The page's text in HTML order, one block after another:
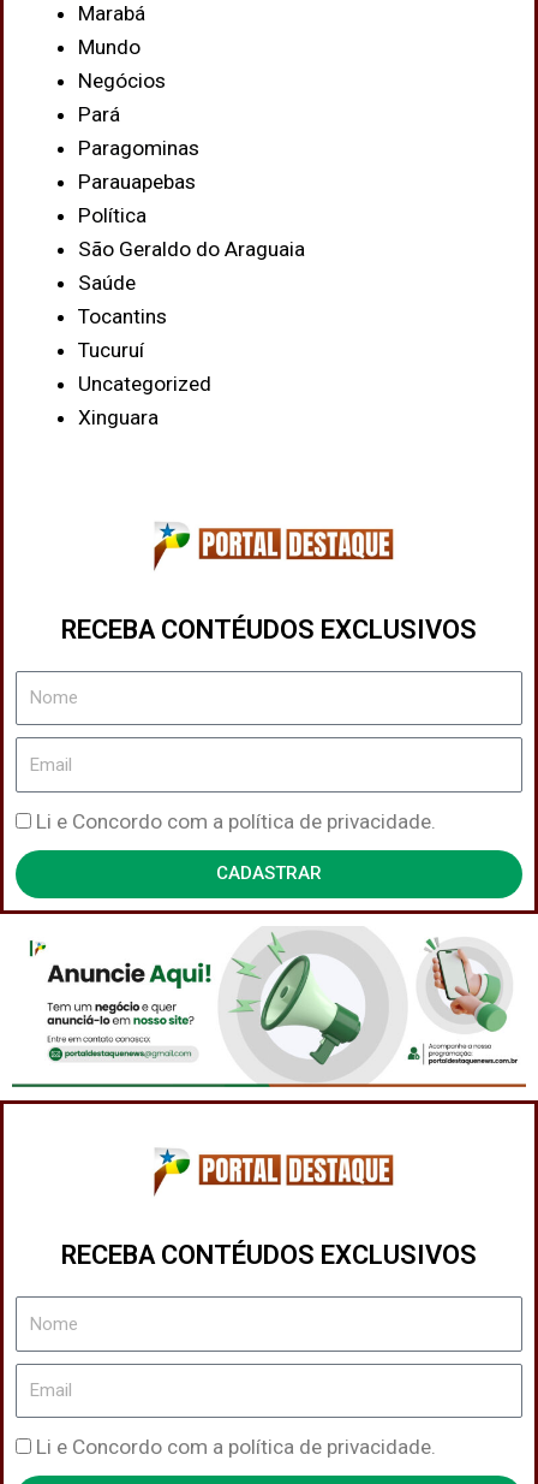
Marabá
Mundo
Negócios
Pará
Paragominas
Parauapebas
Política
São Geraldo do Araguaia
Saúde
Tocantins
Tucuruí
Uncategorized
Xinguara
RECEBA CONTÉUDOS EXCLUSIVOS
Nome
Email
Política
de
Privacidade
Li e Concordo com a política de privacidade.
CADASTRAR
RECEBA CONTÉUDOS EXCLUSIVOS
Nome
Email
Política
Li e Concordo com a política de privacidade.